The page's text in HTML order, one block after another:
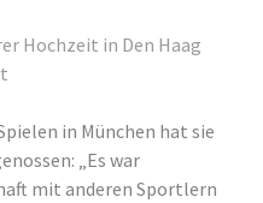
Hochzeit in Den Haag
in München hat sie
„Es war
mit anderen Sportlern